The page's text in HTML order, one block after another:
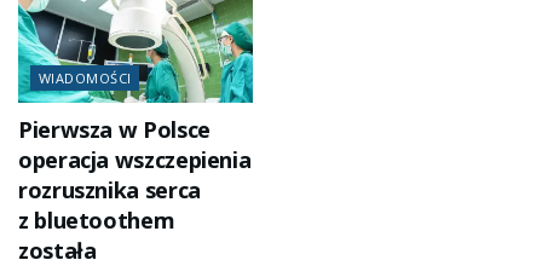
WIADOMOŚCI
Pierwsza w Polsce
operacja wszczepienia
rozrusznika serca
z bluetoothem
została